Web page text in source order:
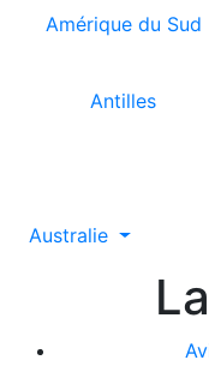
Amérique du Sud
Antilles
Australie